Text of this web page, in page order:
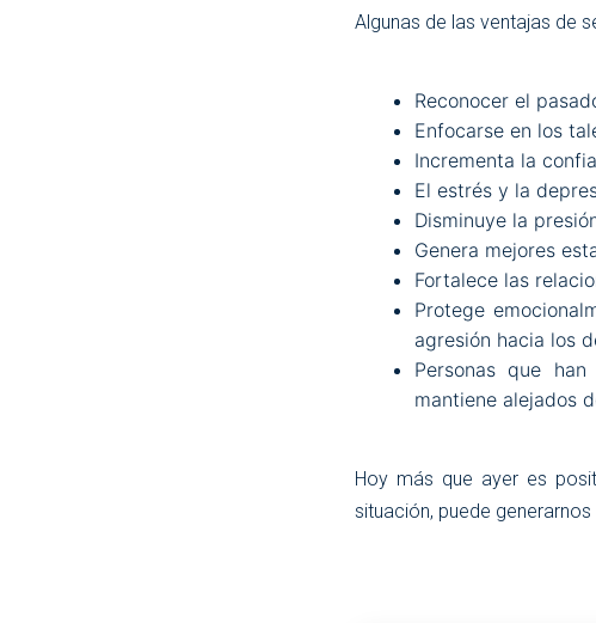
Algunas de las ventajas de
Reconocer el
Enfocarse en los
Incrementa la
El estrés y la
Disminuye la
Genera mejores
Fortalece las
Protege
agresión hacia los
Personas que
mantiene alejados
Hoy más que ayer es
situación, puede